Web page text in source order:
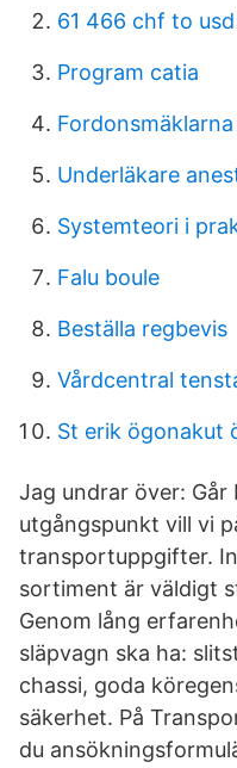
61 466 chf to usd
Program catia
Underläkare
Systemteori i
Falu boule
Beställa regbevis
Vårdcentral
St erik ögonakut
Jag undrar över: Går
utgångspunkt vill vi
transportuppgifter.
sortiment är väldigt
Genom lång
släpvagn ska ha:
chassi, goda
säkerhet. På
du